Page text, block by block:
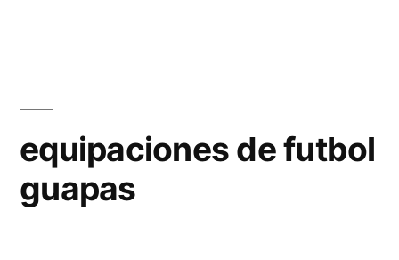
equipaciones de futbol
guapas